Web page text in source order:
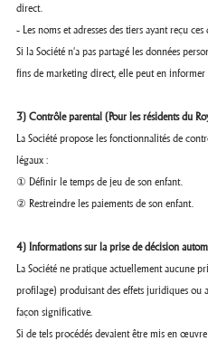
direct.
- Les noms et adresses des tiers ayant reçu ces
Si la Société n'a pas partagé les données
fins de marketing direct, elle peut en informer
3) Contrôle parental (Pour les résidents du
La Société propose les fonctionnalités de
légaux :
① Définir le temps de jeu de son enfant.
② Restreindre les paiements de son enfant.
4) Informations sur la prise de décision
La Société ne pratique actuellement aucune
profilage) produisant des effets juridiques ou
façon significative.
Si de tels procédés devaient être mis en